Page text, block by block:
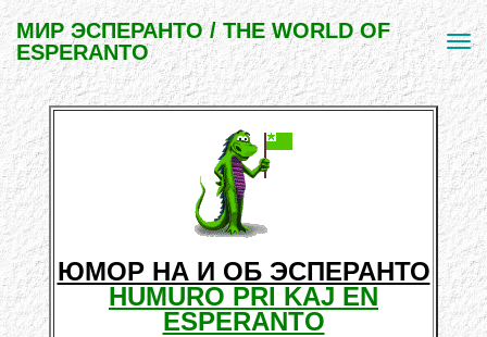
МИР ЭСПЕРАНТО / THE WORLD OF
ESPERANTO
ЮМОР НА И ОБ ЭСПЕРАНТО
HUMURO PRI KAJ EN
ESPERANTO